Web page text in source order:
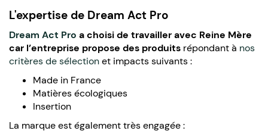
L'expertise de Dream Act Pro
Dream Act Pro a choisi de travailler avec Reine Mère
car l’entreprise propose des produits répondant à nos
critères de sélectionet impacts suivants :
Made in France
Matières écologiques
Insertion
La marque est également très engagée :